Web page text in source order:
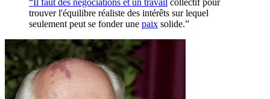
“Il faut des négociations et un travail collectif pour
trouver l'équilibre réaliste des intérêts sur lequel
seulement peut se fonder une paix solide.”